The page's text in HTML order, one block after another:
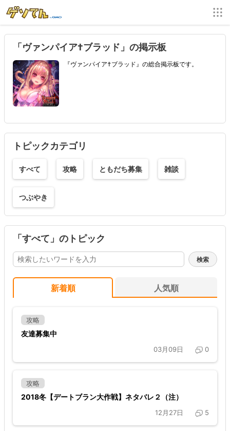
「ヴァンパイア†ブラッド」の掲示板
『ヴァンパイア†ブラッド』の総合掲示板です。
トピックカテゴリ
すべて 攻略 ともだち募集 雑談
つぶやき
「すべて」のトピック
新着順 人気順
攻略
友達募集中
03月09日 0
攻略
2018冬【デートブラン大作戦】ネタバレ２（注）
12月27日 5